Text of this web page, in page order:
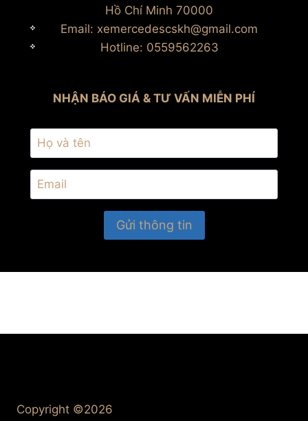
Hồ Chí Minh 70000
Email: xemercedescskh@gmail.com
Hotline: 0559562263
NHẬN BÁO GIÁ & TƯ VẤN MIỄN PHÍ
Copyright ©2026